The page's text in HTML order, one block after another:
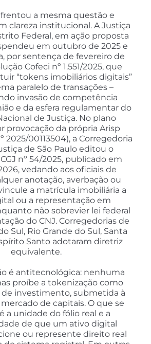
a mesma questão e
clareza institucional. A Justiça
Federal, em ação proposta
em outubro de 2025 e
por sentença de fevereiro de
Cofeci nº 1.551/2025, que
“tokens imobiliários digitais”
paralelo de transações –
invasão de competência
e da esfera regulamentar do
de Justiça. No plano
provocação da própria Arisp
2025/00113504), a Corregedoria
de São Paulo editou o
nº 54/2025, publicado em
vedando aos oficiais de
anotação, averbação ou
a matrícula imobiliária a
ou a representação em
não sobrevier lei federal
do CNJ. Corregedorias de
Sul, Rio Grande do Sul, Santa
Santo adotaram diretriz
equivalente.
é antitecnológica: nenhuma
proíbe a tokenização como
investimento, submetida à
de capitais. O que se
a unidade do fólio real e a
de que um ativo digital
ou represente direito real